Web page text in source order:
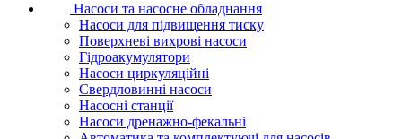
Насоси та насосне обладнання
Насоси для підвищення тиску
Поверхневі вихрові насоси
Гідроакумулятори
Насоси циркуляційні
Свердловинні насоси
Насосні станції
Насоси дренажно-фекальні